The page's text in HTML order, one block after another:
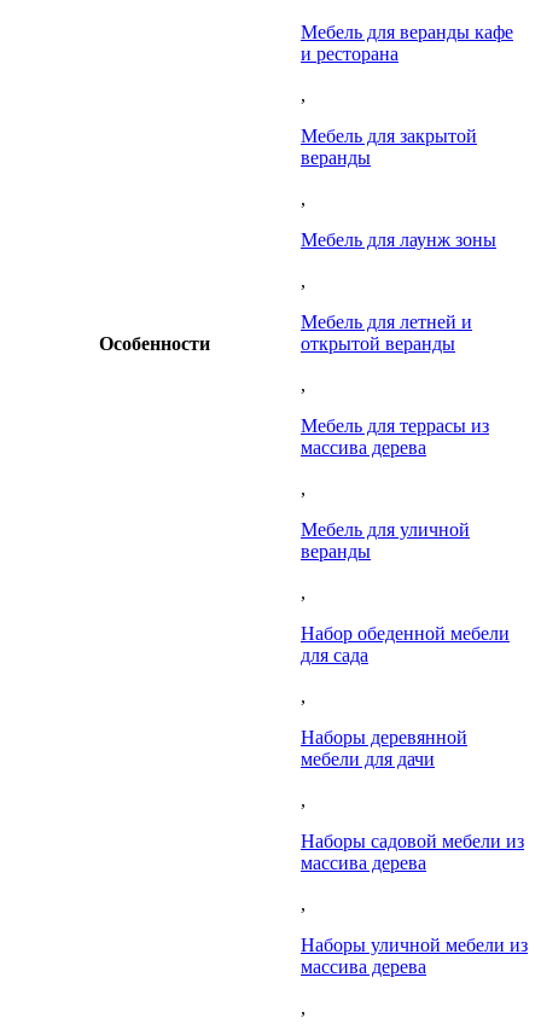
Особенности
Мебель для веранды кафе
и ресторана
,
Мебель для закрытой
веранды
,
Мебель для лаунж зоны
,
Мебель для летней и
открытой веранды
,
Мебель для террасы из
массива дерева
,
Мебель для уличной
веранды
,
Набор обеденной мебели
для сада
,
Наборы деревянной
мебели для дачи
,
Наборы садовой мебели из
массива дерева
,
Наборы уличной мебели из
массива дерева
,